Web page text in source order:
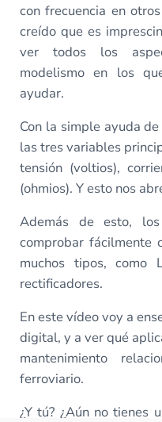
con frecuencia en
creído que es
ver todos los
modelismo en los
ayudar.
Con la simple ayuda
las tres variables
tensión (voltios),
(ohmios). Y esto nos
Además de esto,
comprobar fácilmente
muchos tipos, como
rectificadores.
En este vídeo voy a
digital, y a ver qué
mantenimiento
ferroviario.
¿Y tú? ¿Aún no tienes